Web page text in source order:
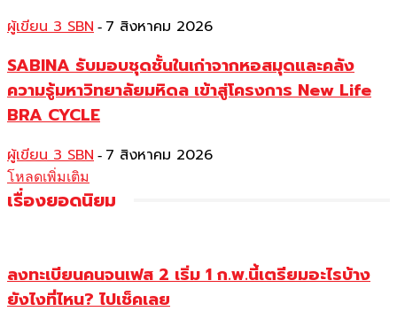
ผู้เขียน 3 SBN - 7 สิงหาคม 2026
SABINA รับมอบชุดชั้นในเก่าจากหอสมุดและคลัง
ความรู้มหาวิทยาลัยมหิดล เข้าสู่โครงการ New Life
BRA CYCLE
ผู้เขียน 3 SBN - 7 สิงหาคม 2026
โหลดเพิ่มเติม
เรื่องยอดนิยม
ลงทะเบียนคนจนเฟส 2 เริ่ม 1 ก.พ.นี้เตรียมอะไรบ้าง
ยังไงที่ไหน? ไปเช็คเลย